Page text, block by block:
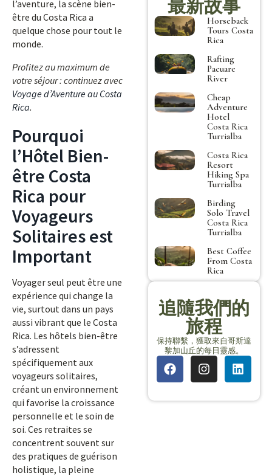
l’aventure, la scène bien-
être du Costa Rica a
quelque chose pour tout le
monde.
Profitez au maximum de
votre séjour : continuez avec
Voyage d’Aventure au Costa
Rica.
Pourquoi
l’Hôtel Bien-
être Costa
Rica pour
Voyageurs
Solitaires est
Important
Voyager seul peut être une
expérience qui change la
vie, surtout dans un pays
aussi vibrant que le Costa
Rica. Les hôtels bien-être
s’adressent
spécifiquement aux
voyageurs solitaires,
créant un environnement
qui favorise la croissance
personnelle et le soin de
soi. Ces retraites se
concentrent souvent sur
des pratiques de guérison
holistique, la pleine
最新故事
Horseback
Tours Costa
Rica
Rafting
Pacuare
River
Cheap
Adventure
Hotel
Costa Rica
Turrialba
Costa Rica
Resort
Hiking Spa
Turrialba
Birding
Solo Travel
Costa Rica
Turrialba
Best Coffee
From Costa
Rica
追隨我們的
旅程
保持聯繫，獲取來自哥斯達
黎加山丘的每日靈感。